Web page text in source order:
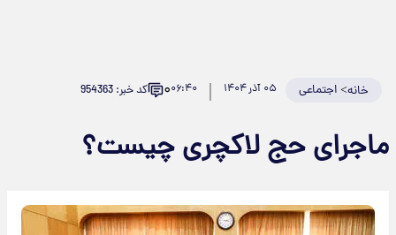
خانه>اجتماعی ۰۵ آذر ۱۴۰۴ ۰۶:۴۰۰ کد خبر: 954363
ماجرای حج لاکچری چیست؟